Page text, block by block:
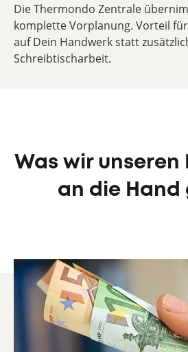
Die Thermondo Zentrale
komplette Vorplanung. Vorteil
auf Dein Handwerk statt
Schreibtischarbeit.
Was wir unseren
an die Hand